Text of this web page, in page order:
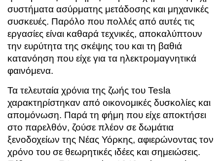
συστήματα ασύρματης μετάδοσης και μηχανικές
συσκευές. Παρόλο που πολλές από αυτές τις
εργασίες είναι καθαρά τεχνικές, αποκαλύπτουν
την ευρύτητα της σκέψης του και τη βαθιά
κατανόηση που είχε για τα ηλεκτρομαγνητικά
φαινόμενα.
Τα τελευταία χρόνια της ζωής του Tesla
χαρακτηρίστηκαν από οικονομικές δυσκολίες και
απομόνωση. Παρά τη φήμη που είχε αποκτήσει
στο παρελθόν, ζούσε πλέον σε δωμάτια
ξενοδοχείων της Νέας Υόρκης, αφιερώνοντας τον
χρόνο του σε θεωρητικές ιδέες και σημειώσεις.